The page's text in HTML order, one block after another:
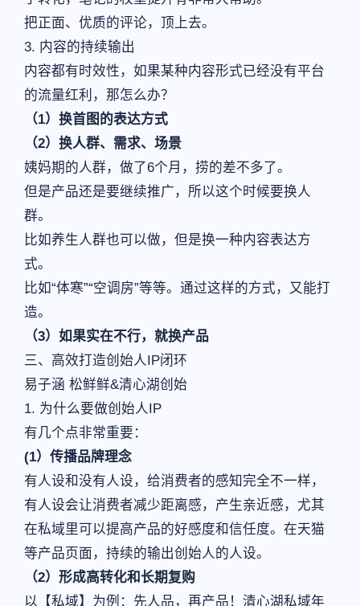
把正面、优质的评论，顶上去。
3. 内容的持续输出
内容都有时效性，如果某种内容形式已经没有平台
的流量红利，那怎么办？
（1）换首图的表达方式
（2）换人群、需求、场景
姨妈期的人群，做了6个月，捞的差不多了。
但是产品还是要继续推广，所以这个时候要换人
群。
比如养生人群也可以做，但是换一种内容表达方
式。
比如“体寒”“空调房”等等。通过这样的方式，又能打
造。
（3）如果实在不行，就换产品
三、高效打造创始人IP闭环
易子涵 松鲜鲜&清心湖创始
1. 为什么要做创始人IP
有几个点非常重要：
(1）传播品牌理念
有人设和没有人设，给消费者的感知完全不一样，
有人设会让消费者减少距离感，产生亲近感，尤其
在私域里可以提高产品的好感度和信任度。在天猫
等产品页面，持续的输出创始人的人设。
（2）形成高转化和长期复购
以【私域】为例：先人品，再产品！清心湖私域年